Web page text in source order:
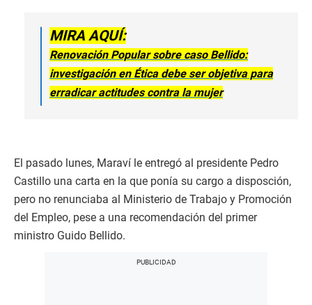
MIRA AQUÍ:
Renovación Popular sobre caso Bellido:
investigación en Ética debe ser objetiva para
erradicar actitudes contra la mujer
El pasado lunes, Maraví le entregó al presidente Pedro
Castillo una carta en la que ponía su cargo a disposción,
pero no renunciaba al Ministerio de Trabajo y Promoción
del Empleo, pese a una recomendación del primer
ministro Guido Bellido.